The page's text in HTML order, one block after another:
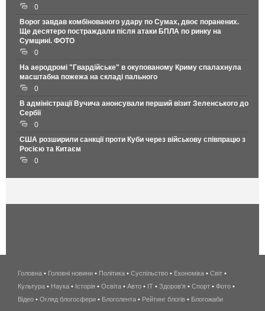
0
Ворог завдав комбінованого удару по Сумах, двоє поранених.
Ще десятеро постраждали після атаки БПЛА по ринку на
Сумщині. ФОТО
0
На аеродромі "Гвардійське" в окупованому Криму спалахнула
масштабна пожежа на складі пального
0
В адміністрації Вучича анонсували перший візит Зеленського до
Сербії
0
США розширили санкції проти Куби через військову співпрацю з
Росією та Китаєм
0
беспроводной
интернет
киев
Головна • Головні новини • Політика • Суспільство • Економіка • Світ •
Культура • Наука • Історія • Освіта • Авто • IT • Здоров'я • Спорт • Фото •
Відео • Огляд блогосфери • Блоголента • Рейтинг блогів • Блогожаби